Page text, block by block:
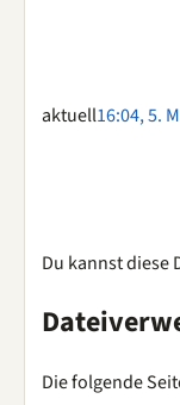
aktuell16:04, 5.
Du kannst diese
Die folgende